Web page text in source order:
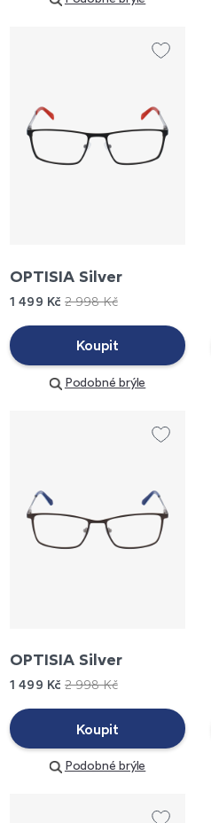
OPTISIA Silver
1 499 Kč2 998 Kč
Koupit
Podobné brýle
OPTISIA Silver
1 499 Kč2 998 Kč
Koupit
Podobné brýle